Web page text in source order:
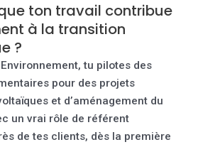
ton travail contribue
à la transition
?
tu pilotes des
pour des projets
et d’aménagement du
un vrai rôle de référent
de tes clients, dès la première